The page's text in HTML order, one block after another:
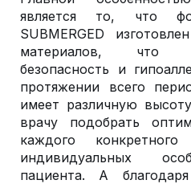
является то, что
SUBMERGED
материалов, что
безопасность и
протяжении всего
имеет различную
врачу подобрать
каждого
индивидуальных
пациента. А